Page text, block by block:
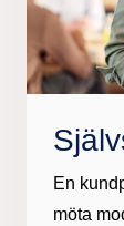
En
möta